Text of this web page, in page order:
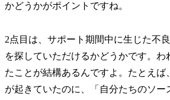
かどうかがポイントですね。
2点目は、サポート期間中に生じた不
を探していただけるかどうかです。わ
たことが結構あるんですよ。たとえば
が起きていたのに、「自分たちのソー